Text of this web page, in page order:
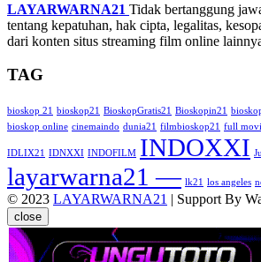
LAYARWARNA21 Tidak bertanggung
tentang kepatuhan, hak cipta, legalitas,
dari konten situs streaming film online
TAG
bioskop 21 bioskop21 BioskopGratis21 Bioskopin21
bioskop online cinemaindo dunia21 filmbioskop21 full
IDLIX21 IDNXXI INDOFILM INDOXXI
layarwarna21 — lk21 los angeles
© 2023 LAYARWARNA21 | Support By
close